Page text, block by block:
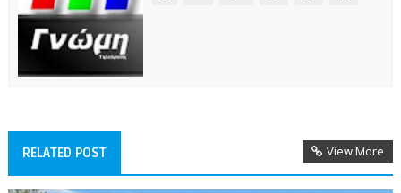
RELATED POST View More